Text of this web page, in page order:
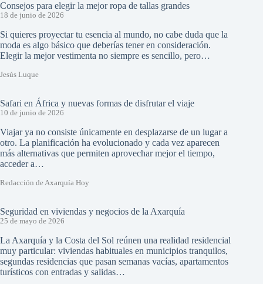
Consejos para elegir la mejor ropa de tallas grandes
18 de junio de 2026
Si quieres proyectar tu esencia al mundo, no cabe duda que la
moda es algo básico que deberías tener en consideración.
Elegir la mejor vestimenta no siempre es sencillo, pero…
Jesús Luque
Safari en África y nuevas formas de disfrutar el viaje
10 de junio de 2026
Viajar ya no consiste únicamente en desplazarse de un lugar a
otro. La planificación ha evolucionado y cada vez aparecen
más alternativas que permiten aprovechar mejor el tiempo,
acceder a…
Redacción de Axarquía Hoy
Seguridad en viviendas y negocios de la Axarquía
25 de mayo de 2026
La Axarquía y la Costa del Sol reúnen una realidad residencial
muy particular: viviendas habituales en municipios tranquilos,
segundas residencias que pasan semanas vacías, apartamentos
turísticos con entradas y salidas…